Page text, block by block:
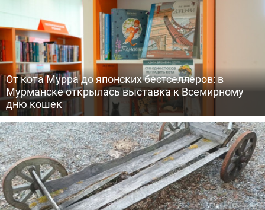
От кота Мурра до японских бестселлеров: в
Мурманске открылась выставка к Всемирному
дню кошек